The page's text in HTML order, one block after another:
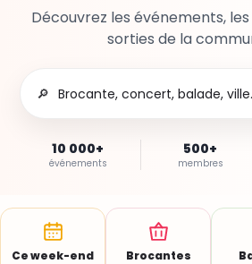
Découvrez les événements,
sorties de la
🔎
10 000+
événements
500+
membres
Ce week-end Brocantes